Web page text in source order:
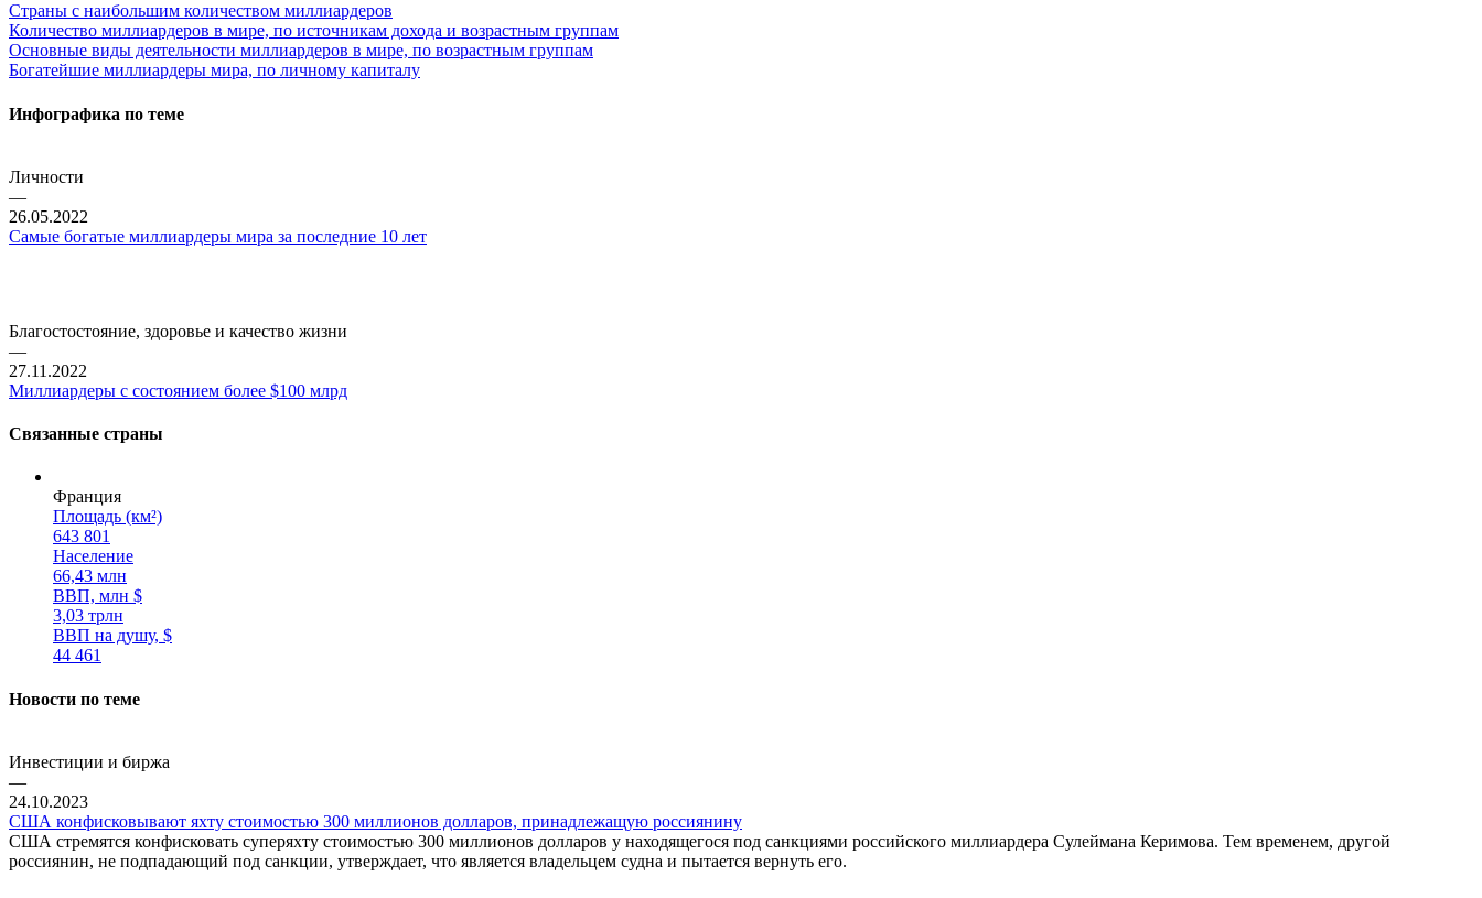
Страны с наибольшим количеством миллиардеров
Количество миллиардеров в мире, по источникам дохода и возрастным группам
Основные виды деятельности миллиардеров в мире, по возрастным группам
Богатейшие миллиардеры мира, по личному капиталу
Инфографика по теме
Личности
—
26.05.2022
Самые богатые миллиардеры мира за последние 10 лет
Благостостояние, здоровье и качество жизни
—
27.11.2022
Миллиардеры с состоянием более $100 млрд
Связанные страны
Франция
Площадь (км²)
643 801
Население
66,43 млн
ВВП, млн $
3,03 трлн
ВВП на душу, $
44 461
Новости по теме
Инвестиции и биржа
—
24.10.2023
США конфисковывают яхту стоимостью 300 миллионов долларов, принадлежащую россиянину
США стремятся конфисковать суперяхту стоимостью 300 миллионов долларов у находящегося под санкциями российского миллиардера Сулеймана Керимова. Тем временем, другой
россиянин, не подпадающий под санкции, утверждает, что является владельцем судна и пытается вернуть его.